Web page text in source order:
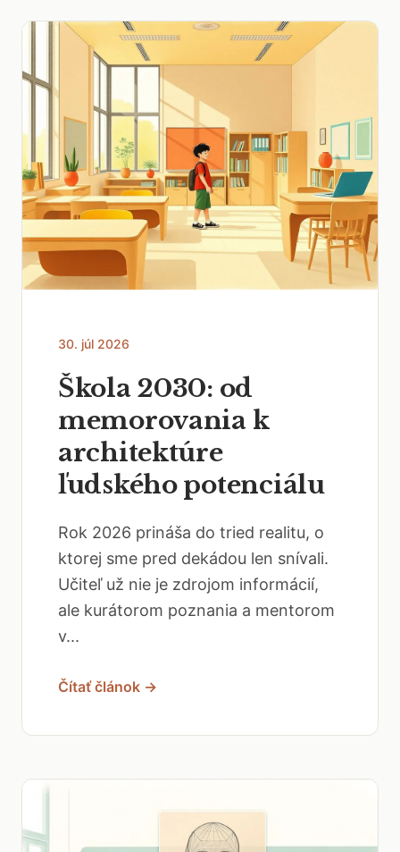
30. júl 2026
Škola 2030: od
memorovania k
architektúre
ľudského potenciálu
Rok 2026 prináša do tried realitu, o
ktorej sme pred dekádou len snívali.
Učiteľ už nie je zdrojom informácií,
ale kurátorom poznania a mentorom
v...
Čítať článok →